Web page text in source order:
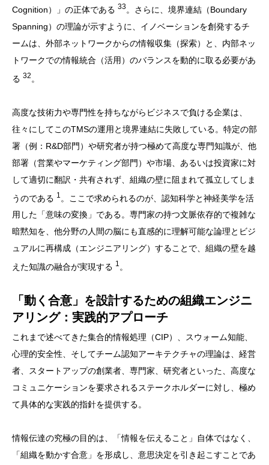
Cognition）」の正体である 33。さらに、境界連結（Boundary
Spanning）の理論が示すように、イノベーションを創発するチ
ームは、外部ネットワークからの情報収集（探索）と、内部ネッ
トワークでの情報統合（活用）のバランスを動的に取る必要があ
る 32 。
高度な技術力や専門性を持ちながらビジネスで負ける企業は、
往々にしてこのTMSの運用と境界連結に失敗している。特定の部
署（例：R&D部門）や研究者が持つ極めて高度な専門知識が、他
部署（営業やマーケティング部門）や市場、あるいは投資家に対
して適切に翻訳・共有されず、組織の壁に阻まれて孤立してしま
うのである 1 。ここで求められるのが、認知科学と神経美学を活
用した「意味の変換」である。専門家の持つ文脈依存的で複雑な
暗黙知を、他分野の人間の脳にも直感的に理解可能な論理とビジ
ュアルに再構成（エンジニアリング）することで、組織の壁を越
えた知識の融合が実現する 1 。
「動く合意」を設計するための組織エンジニ
アリング：実践的アプローチ
これまで述べてきた集合的情報処理（CIP）、スウォーム知能、
心理的安全性、そしてチーム認知アーキテクチャの理論は、経営
者、スタートアップの創業者、専門家、研究者といった、高度な
コミュニケーションを要求されるステークホルダーに対し、極め
て具体的な実践的指針を提供する。
情報伝達の究極の目的は、「情報を伝えること」自体ではなく、
「組織を動かす合意」を形成し、意思決定を引き起こすことであ